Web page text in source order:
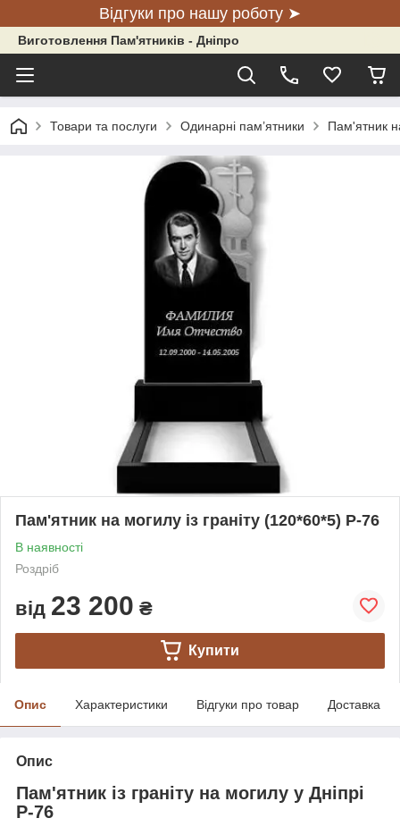
Відгуки про нашу роботу ➤
Виготовлення Пам'ятників - Дніпро
Товари та послуги Одинарні пам’ятники Пам'ятник
Пам'ятник на могилу із граніту (120*60*5) Р-76
В наявності
Роздріб
від 23 200 ₴
Купити
Опис Характеристики Відгуки про товар Доставка
Опис
Пам'ятник із граніту на могилу у Дніпрі
Р-76